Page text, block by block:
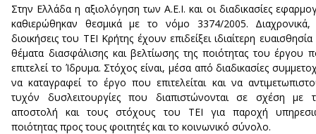
Στην Ελλάδα η αξιολόγηση των Α.Ε.Ι. και οι διαδικασίες
καθιερώθηκαν θεσμικά με το νόμο 3374/2005. Διαχρονικά,
διοικήσεις του ΤΕΙ Κρήτης έχουν επιδείξει ιδιαίτερη
θέματα διασφάλισης και βελτίωσης της ποιότητας του έργου
επιτελεί το Ίδρυμα. Στόχος είναι, μέσα από διαδικασίες
να καταγραφεί το έργο που επιτελείται και να
τυχόν δυσλειτουργίες που διαπιστώνονται σε σχέση με
αποστολή και τους στόχους του ΤΕΙ για παροχή
ποιότητας προς τους φοιτητές και το κοινωνικό σύνολο.